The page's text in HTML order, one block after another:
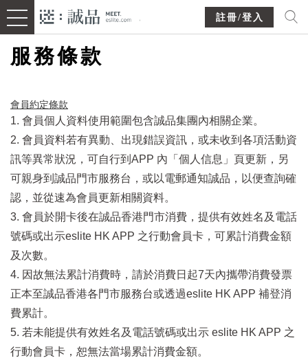
註冊/登入
服務條款
會員約定條款​
1. 會員個人資料使用範圍包含誠品集團內相關企業。
2. 會員資料若有異動、出現錯誤資訊，或未收到各項活動資
訊等異常狀況，可自行到APP 內「個人信息」頁更新，另
可親身到誠品門市服務台，或以電郵通知誠品，以便查詢確
認，並從速為會員更新相關資料。
3. 會員於開卡後在誠品香港門市消費，提供有效姓名及電話
號碼或出示eslite HK APP 之行動會員卡，可累計消費金額
及次數。
4. 因故無法累計消費時，請於消費日起7天內攜帶消費發票
正本至誠品香港各門市服務台或透過eslite HK APP 補登消
費累計。
5. 若未能提供有效姓名及電話號碼或出示 eslite HK APP 之
行動會員卡，恕無法當場累計消費金額。